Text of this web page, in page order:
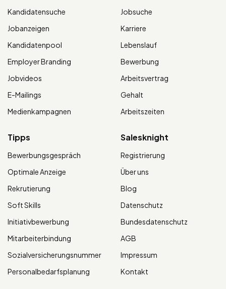
Kandidatensuche
Jobanzeigen
Kandidatenpool
Employer Branding
Jobvideos
E-Mailings
Medienkampagnen
Jobsuche
Karriere
Lebenslauf
Bewerbung
Arbeitsvertrag
Gehalt
Arbeitszeiten
Tipps
Bewerbungsgespräch
Optimale Anzeige
Rekrutierung
Soft Skills
Initiativbewerbung
Mitarbeiterbindung
Sozialversicherungsnummer
Personalbedarfsplanung
Salesknight
Registrierung
Über uns
Blog
Datenschutz
Bundesdatenschutz
AGB
Impressum
Kontakt